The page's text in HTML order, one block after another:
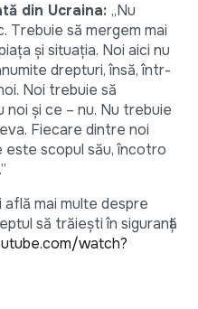
din Ucraina: „Nu
Trebuie să mergem mai
și situația. Noi aici nu
drepturi, însă, într-
Noi trebuie să
și ce – nu. Nu trebuie
Fiecare dintre noi
scopul său, încotro
mai multe despre
să trăiești în siguranță
watch?